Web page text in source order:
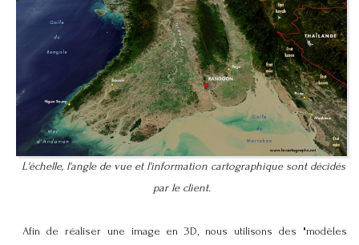
L'échelle, l'angle de vue et l'information cartographique sont décidés
par le client.
Afin de réaliser une image en 3D, nous utilisons des "modèles